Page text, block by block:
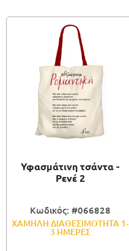
Υφασμάτινη τσάντα -
Ρενέ 2
Κωδικός: #066828
ΧΑΜΗΛΗ ΔΙΑΘΕΣΙΜΟΤΗΤΑ 1-
3 ΗΜΕΡΕΣ